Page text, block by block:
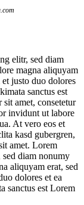
elitr, sed diam
magna aliquyam
justo duo dolores
sanctus est
amet, consetetur
invidunt ut labore
At vero eos et
kasd gubergren,
amet. Lorem
sed diam nonumy
aliquyam erat, sed
dolores et ea
sanctus est Lorem